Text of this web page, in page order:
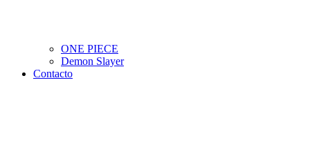
ONE PIECE
Demon Slayer
Contacto